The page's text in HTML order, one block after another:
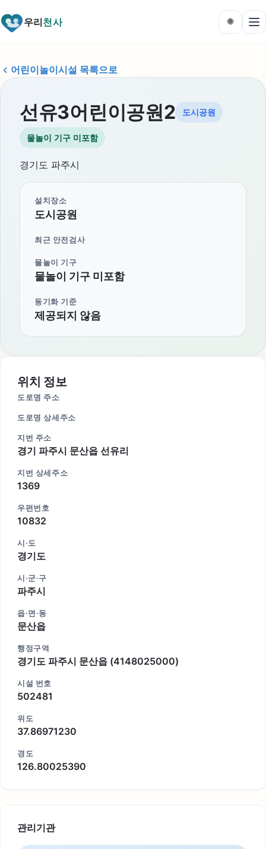
우리천사 🌐
어린이놀이시설 목록으로
선유3어린이공원2 도시공원
물놀이 기구 미포함
경기도 파주시
설치장소
도시공원
최근 안전검사
물놀이 기구
물놀이 기구 미포함
동기화 기준
제공되지 않음
위치 정보
도로명 주소
도로명 상세주소
지번 주소
경기 파주시 문산읍 선유리
지번 상세주소
1369
우편번호
10832
시·도
경기도
시·군·구
파주시
읍·면·동
문산읍
행정구역
경기도 파주시 문산읍 (4148025000)
시설 번호
502481
위도
37.86971230
경도
126.80025390
관리기관